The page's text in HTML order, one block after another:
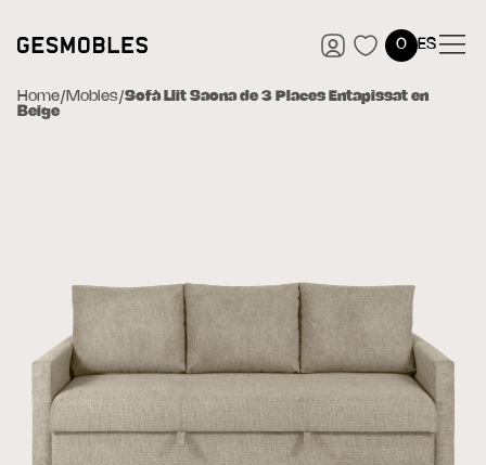
0 ES
Home/ Mobles/Sofà Llit Saona de 3 Places Entapissat en
Beige